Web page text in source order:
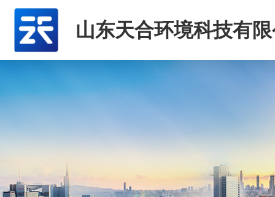
山东天合环境科技有